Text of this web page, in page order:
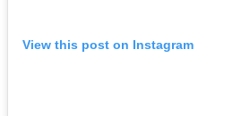
View this post on Instagram